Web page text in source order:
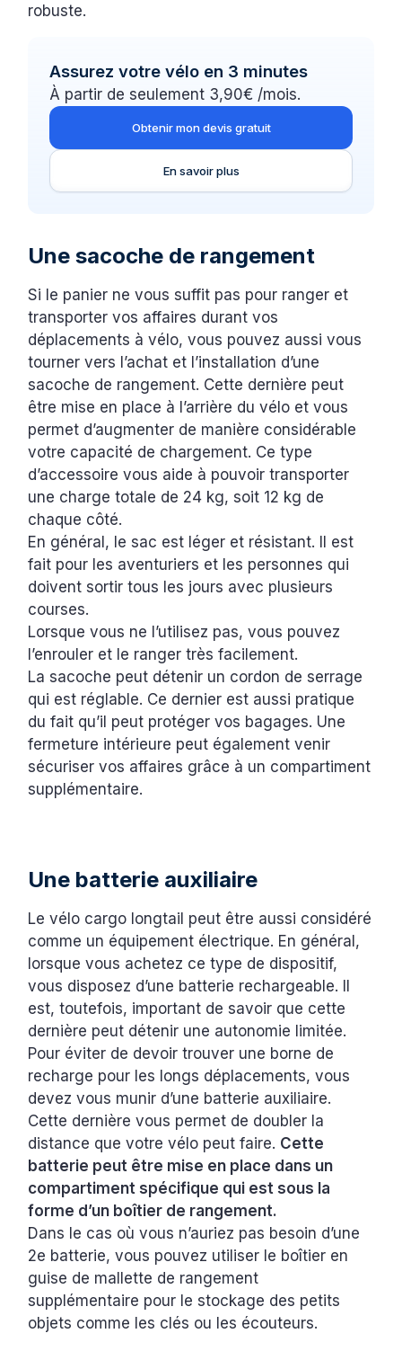
robuste.
Assurez votre vélo en 3 minutes
À partir de seulement 3,90€ /mois.
Obtenir mon devis gratuit
En savoir plus
Une sacoche de rangement
Si le panier ne vous suffit pas pour ranger et
transporter vos affaires durant vos
déplacements à vélo, vous pouvez aussi vous
tourner vers l’achat et l’installation d’une
sacoche de rangement. Cette dernière peut
être mise en place à l’arrière du vélo et vous
permet d’augmenter de manière considérable
votre capacité de chargement. Ce type
d’accessoire vous aide à pouvoir transporter
une charge totale de 24 kg, soit 12 kg de
chaque côté.
En général, le sac est léger et résistant. Il est
fait pour les aventuriers et les personnes qui
doivent sortir tous les jours avec plusieurs
courses.
Lorsque vous ne l’utilisez pas, vous pouvez
l’enrouler et le ranger très facilement.
La sacoche peut détenir un cordon de serrage
qui est réglable. Ce dernier est aussi pratique
du fait qu’il peut protéger vos bagages. Une
fermeture intérieure peut également venir
sécuriser vos affaires grâce à un compartiment
supplémentaire.
Une batterie auxiliaire
Le vélo cargo longtail peut être aussi considéré
comme un équipement électrique. En général,
lorsque vous achetez ce type de dispositif,
vous disposez d’une batterie rechargeable. Il
est, toutefois, important de savoir que cette
dernière peut détenir une autonomie limitée.
Pour éviter de devoir trouver une borne de
recharge pour les longs déplacements, vous
devez vous munir d’une batterie auxiliaire.
Cette dernière vous permet de doubler la
distance que votre vélo peut faire. Cette
batterie peut être mise en place dans un
compartiment spécifique qui est sous la
forme d’un boîtier de rangement.
Dans le cas où vous n’auriez pas besoin d’une
2e batterie, vous pouvez utiliser le boîtier en
guise de mallette de rangement
supplémentaire pour le stockage des petits
objets comme les clés ou les écouteurs.